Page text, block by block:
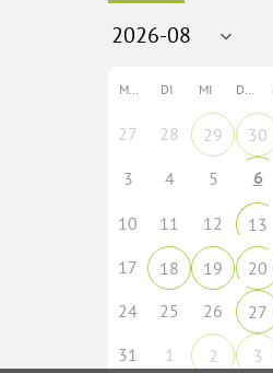
MO DI MI DO
27 28 29 30
3
4 5 6
10 11 12 13
17
18 19 20
24 25 26 27
31 1 2 3